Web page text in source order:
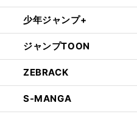
少年ジャンプ+
ジャンプTOON
ZEBRACK
S-MANGA